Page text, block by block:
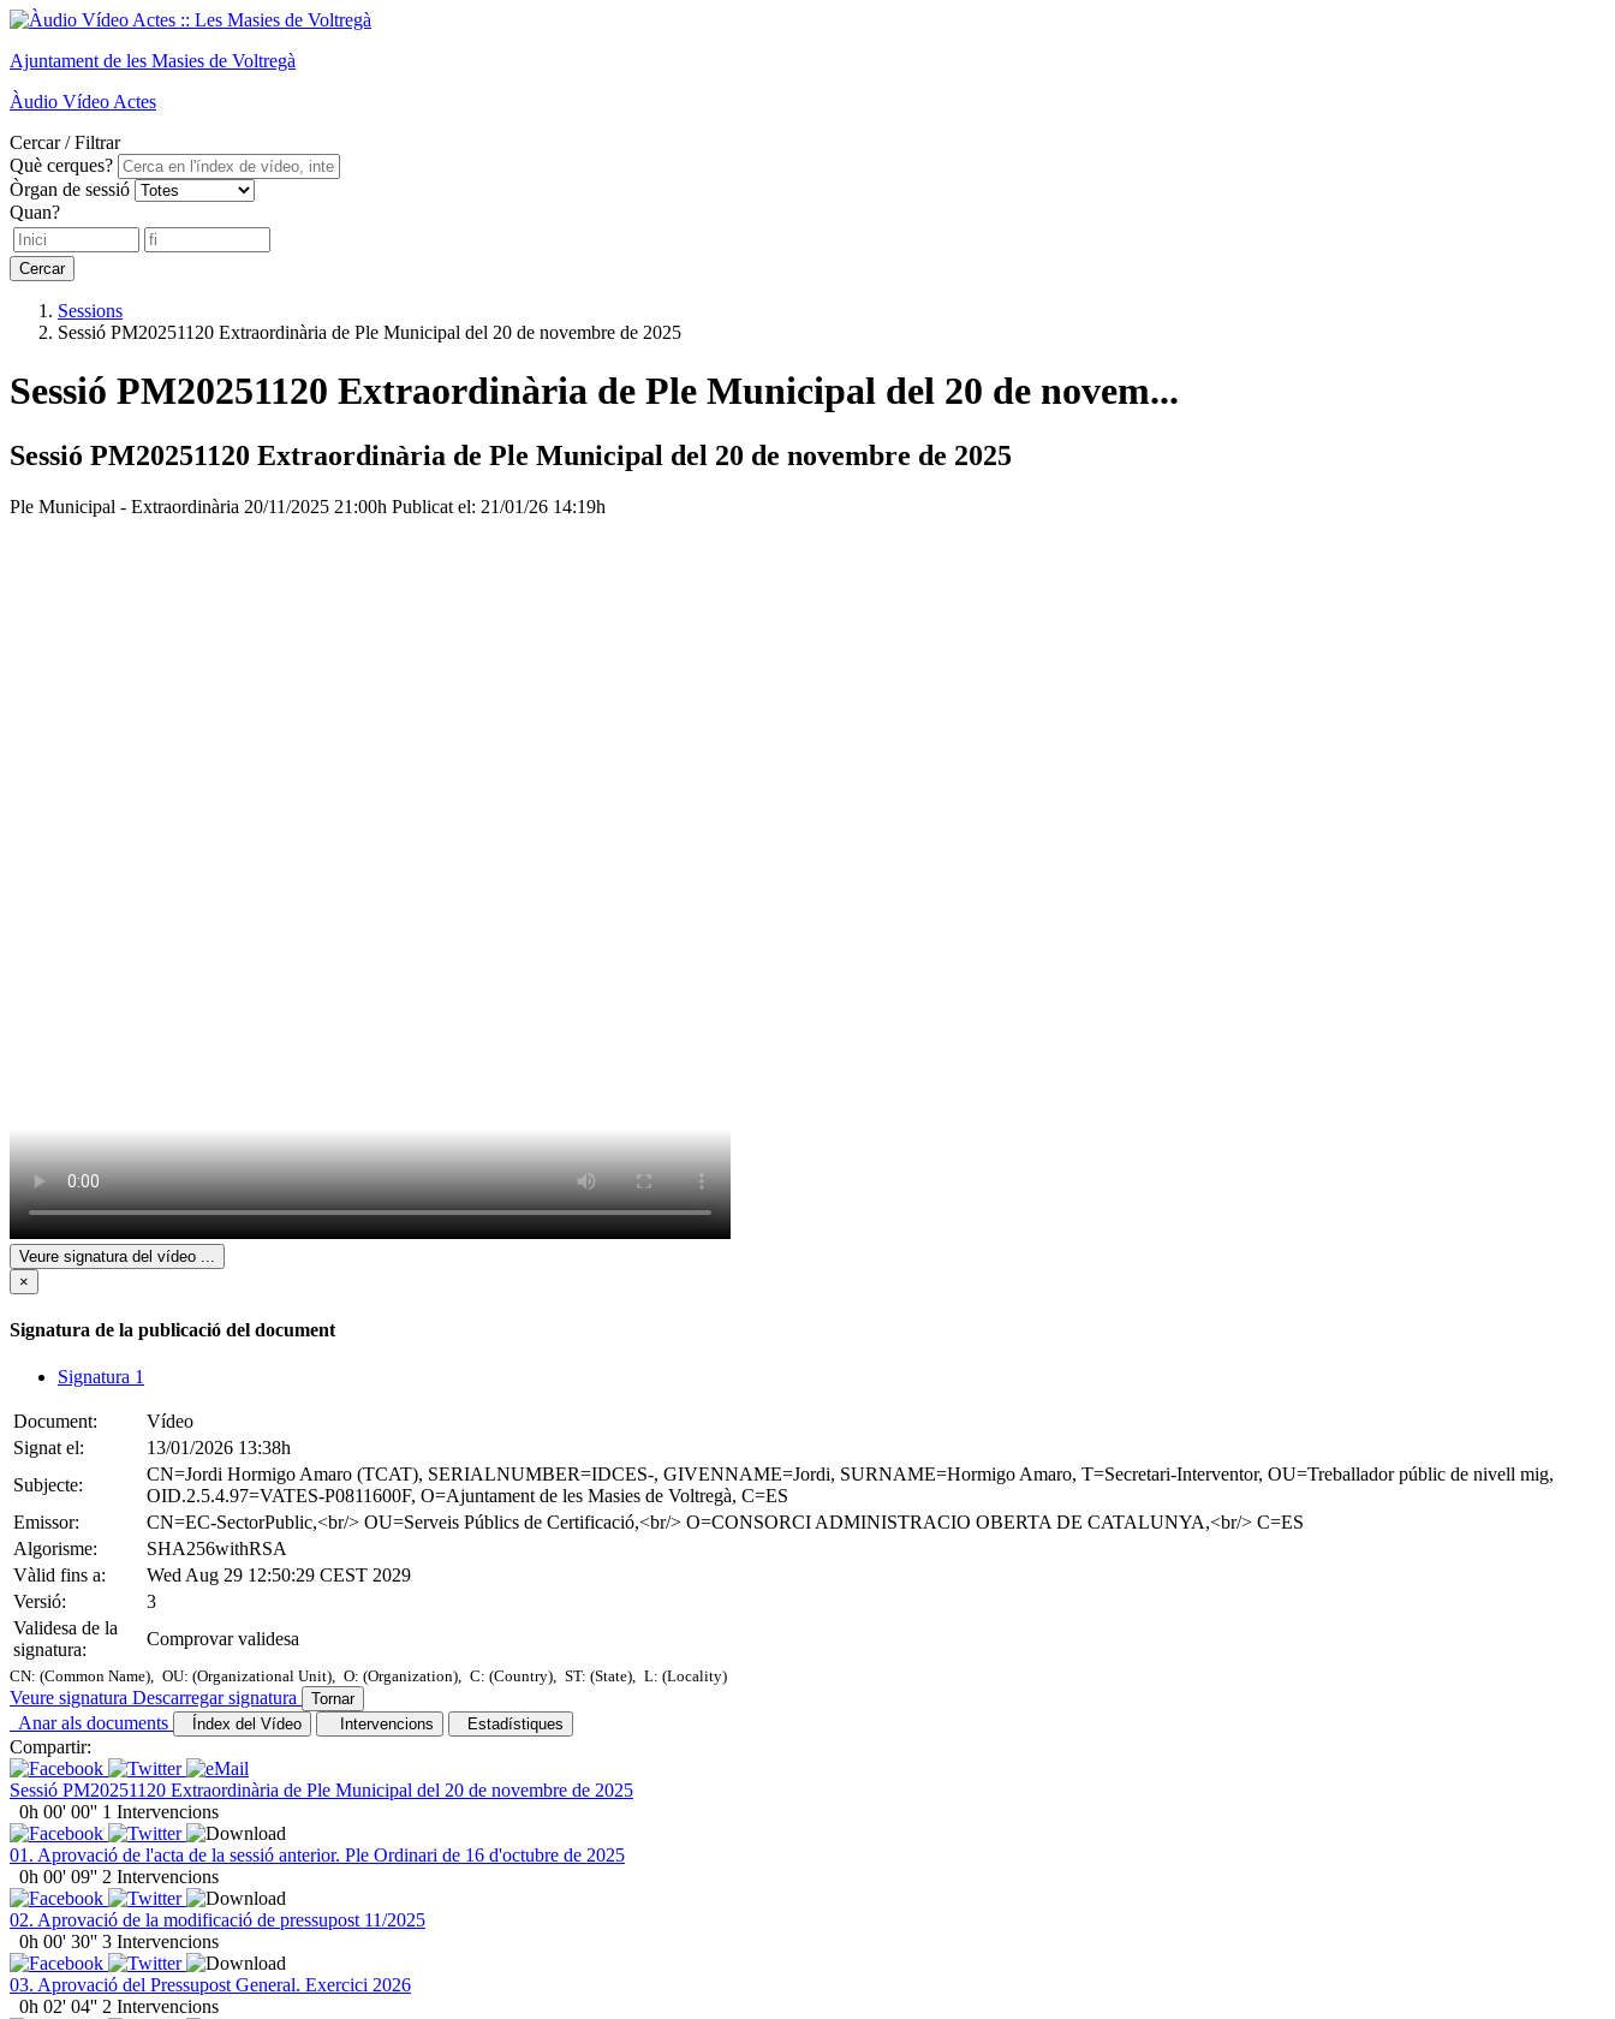
Ajuntament de les Masies de Voltregà
Àudio Vídeo Actes
Cercar / Filtrar
Què cerques?
Òrgan de sessió
Quan?
Cercar
Sessions
Sessió PM20251120 Extraordinària de Ple Municipal del 20 de novembre de 2025
Sessió PM20251120 Extraordinària de Ple Municipal del 20 de novem...
Sessió PM20251120 Extraordinària de Ple Municipal del 20 de novembre de 2025
Ple Municipal - Extraordinària 20/11/2025 21:00h Publicat el: 21/01/26 14:19h
Veure signatura del vídeo
×
Signatura de la publicació del document
Signatura 1
Document:
Vídeo
Signat el:
13/01/2026 13:38h
Subjecte:
CN=Jordi Hormigo Amaro (TCAT), SERIALNUMBER=IDCES-, GIVENNAME=Jordi, SURNAME=Hormigo Amaro, T=Secretari-Interventor, OU=Treballador públic de nivell mig,
OID.2.5.4.97=VATES-P0811600F, O=Ajuntament de les Masies de Voltregà, C=ES
Emissor:
CN=EC-SectorPublic,<br/> OU=Serveis Públics de Certificació,<br/> O=CONSORCI ADMINISTRACIO OBERTA DE CATALUNYA,<br/> C=ES
Algorisme:
SHA256withRSA
Vàlid fins a:
Wed Aug 29 12:50:29 CEST 2029
Versió:
3
Validesa de la
signatura:
Comprovar validesa
CN: (Common Name), OU: (Organizational Unit), O: (Organization), C: (Country), ST: (State), L: (Locality)
Veure signatura Descarregar signatura Tornar
Anar als documents Índex del Vídeo Intervencions Estadístiques
Compartir:
Sessió PM20251120 Extraordinària de Ple Municipal del 20 de novembre de 2025
0h 00' 00'' 1 Intervencions
01. Aprovació de l'acta de la sessió anterior. Ple Ordinari de 16 d'octubre de 2025
0h 00' 09'' 2 Intervencions
02. Aprovació de la modificació de pressupost 11/2025
0h 00' 30'' 3 Intervencions
03. Aprovació del Pressupost General. Exercici 2026
0h 02' 04'' 2 Intervencions